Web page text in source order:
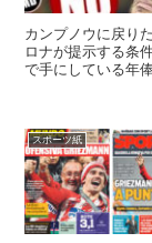
カンプノウに戻り
ロナが提示する条
で手にしている年
ナに戻りたい。パ
スポーツ紙